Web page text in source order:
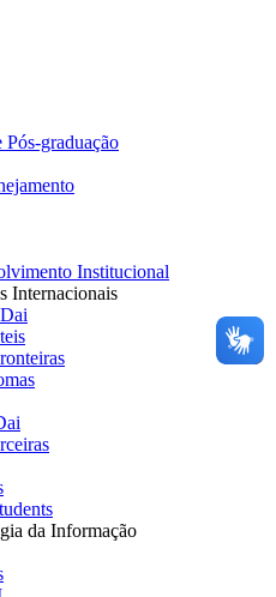
Pós-graduação
Institucional
Internacionais
da Informação